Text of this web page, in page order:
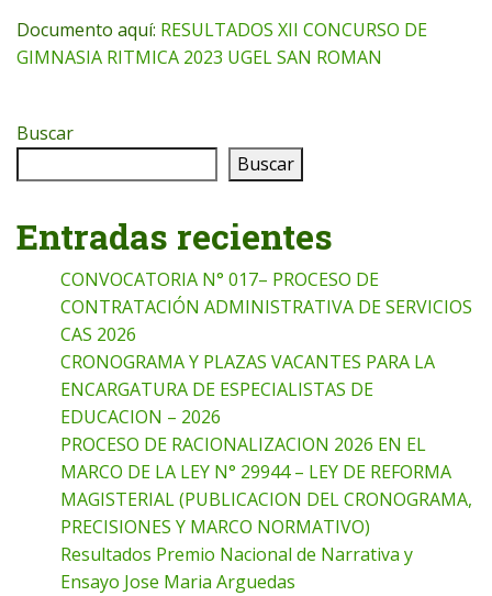
Documento aquí: RESULTADOS XII CONCURSO DE
GIMNASIA RITMICA 2023 UGEL SAN ROMAN
Buscar
Buscar
Entradas recientes
CONVOCATORIA N° 017– PROCESO DE
CONTRATACIÓN ADMINISTRATIVA DE SERVICIOS
CAS 2026
CRONOGRAMA Y PLAZAS VACANTES PARA LA
ENCARGATURA DE ESPECIALISTAS DE
EDUCACION – 2026
PROCESO DE RACIONALIZACION 2026 EN EL
MARCO DE LA LEY N° 29944 – LEY DE REFORMA
MAGISTERIAL (PUBLICACION DEL CRONOGRAMA,
PRECISIONES Y MARCO NORMATIVO)
Resultados Premio Nacional de Narrativa y
Ensayo Jose Maria Arguedas